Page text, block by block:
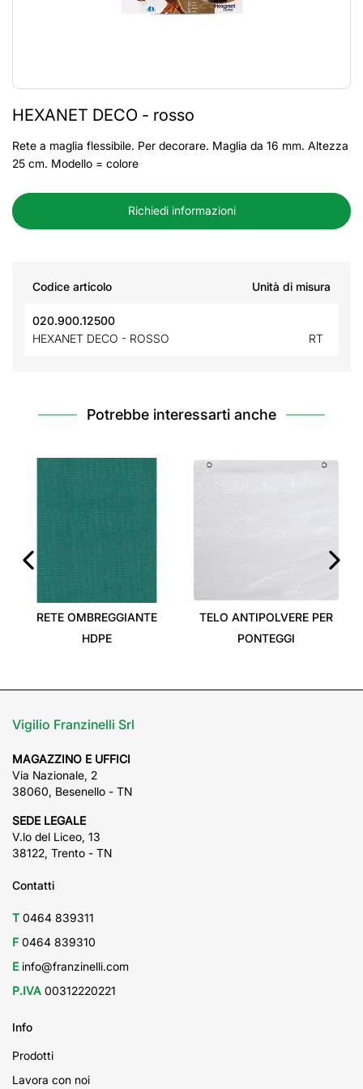
HEXANET DECO - rosso
Rete a maglia flessibile. Per decorare. Maglia da 16 mm. Altezza
25 cm. Modello = colore
Richiedi informazioni
Codice articolo Unità di misura
020.900.12500
HEXANET DECO - ROSSO
RT
Potrebbe interessarti anche
RETE OMBREGGIANTE
HDPE
TELO ANTIPOLVERE PER
PONTEGGI
Vigilio Franzinelli Srl
MAGAZZINO E UFFICI
Via Nazionale, 2
38060, Besenello - TN
SEDE LEGALE
V.lo del Liceo, 13
38122, Trento - TN
Contatti
T 0464 839311
F 0464 839310
E info@franzinelli.com
P.IVA 00312220221
Info
Prodotti
Lavora con noi